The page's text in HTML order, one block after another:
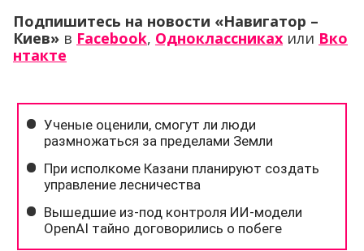
Подпишитесь на новости «Навигатор –
Киев» в Facebook, Одноклассниках или Вко
нтакте